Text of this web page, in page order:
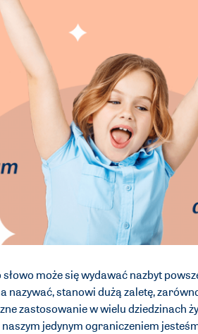
może się wydawać nazbyt
nazywać, stanowi dużą zaletę,
zastosowanie w wielu dziedzinach
naszym jedynym ograniczeniem